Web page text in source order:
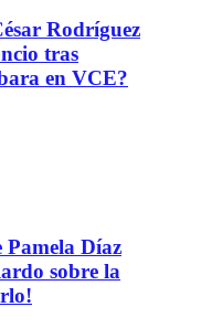
Rodríguez
tras
en VCE?
Díaz
sobre la